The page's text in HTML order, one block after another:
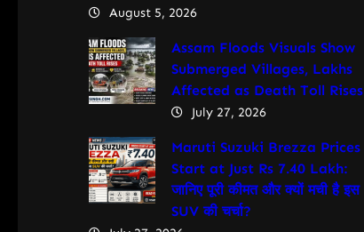
August 5, 2026
Assam Floods Visuals Show
Submerged Villages, Lakhs
Affected as Death Toll Rises
July 27, 2026
Maruti Suzuki Brezza Prices
Start at Just Rs 7.40 Lakh:
जानिए पूरी कीमत और क्यों मची है इस
SUV की चर्चा?